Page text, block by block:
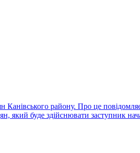
району. Про це
який буде здійснювати заступник